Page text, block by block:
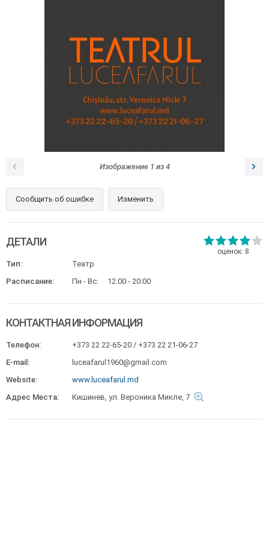
Изображение 1 из 4
Сообщить об ошибке Изменить
оценок: 8
ДЕТАЛИ
Тип:
Театр
Расписание:
Пн - Вс: 12:00 - 20:00
КОНТАКТНАЯ ИНФОРМАЦИЯ
Телефон:
+373 22 22-65-20 / +373 22 21-06-27
E-mail:
luceafarul1960@gmail.com
Website:
www.luceafarul.md
Адрес Места:
Кишинев, ул. Вероника Микле, 7